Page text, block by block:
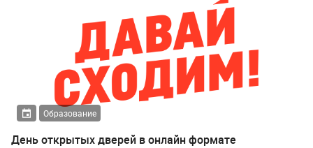
Образование
День открытых дверей в онлайн формате